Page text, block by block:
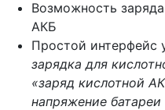
Возможность
АКБ
Простой интерфейс
зарядка для
«заряд кислотной
напряжение